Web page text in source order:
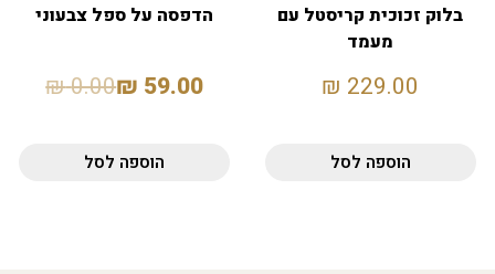
בלוק זכוכית קריסטל עם
מעמד
229.00
₪
הוספה לסל
הדפסה על ספל צבעוני
59.00
₪
0.00
₪
הוספה לסל